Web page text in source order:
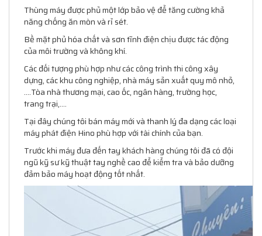
Thùng máy được phủ một lớp bảo vệ để tăng cường khả
năng chống ăn mòn và rỉ sét.
Bề mặt phủ hóa chất và sơn tĩnh điện chịu được tác động
của môi trường và không khí.
Các đối tượng phù hợp nhưcác công trìnhthi công xây
dựng, các khu công nghiệp, nhà máy sản xuất quy mô nhỏ,
….Tòa nhà thương mại, cao ốc, ngân hàng, trường học,
trang trại,….
Tại đây chúng tôi bán máy mới và thanh lý đa dạng các loại
máy phát điện Hino phù hợp với tài chính của bạn.
Trước khi máy đưa đến tay khách hàng chúng tôi đã có đội
ngũ kỹ sư kỹ thuật tay nghề cao đểkiểm tra vàbảo dưỡng
đảm bảo máy hoạt động tốt nhất.